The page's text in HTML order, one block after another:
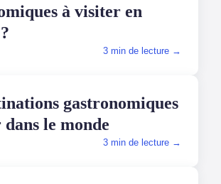
à visiter en
3 min de lecture →
gastronomiques
le monde
3 min de lecture →